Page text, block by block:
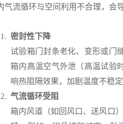
气流循环与空间利用不合理，会
密封性下降
试验箱门封条老化、变形或门
箱内高温空气外泄（高温试验
响热阻隔效果，加剧温度不稳定
气流循环受阻
箱内风道（如回风口、送风口